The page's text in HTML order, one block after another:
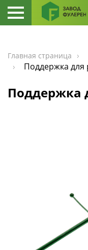
Главная страница
Поддержка для
Поддержка